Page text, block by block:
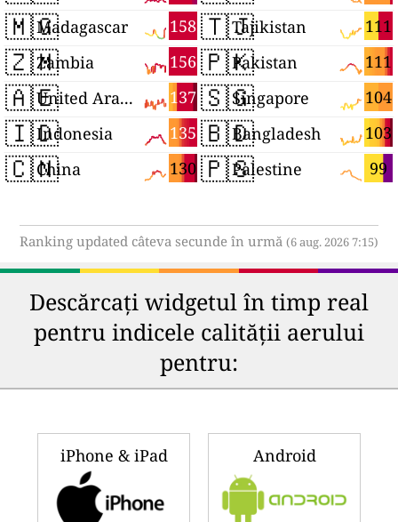
🇲🇬 158
Madagascar
🇿🇲 156
Zambia
🇦🇪 137
United Arab Emirates
🇮🇩 135
Indonesia
🇨🇳 130
China
🇹🇯 111
Tajikistan
🇵🇰 111
Pakistan
🇸🇬 104
Singapore
🇧🇩 103
Bangladesh
🇵🇸 99
Palestine
Ranking updated câteva secunde în urmă (6 aug. 2026 7:15)
Descărcați widgetul în timp real
pentru indicele calității aerului
pentru:
iPhone & iPad Android